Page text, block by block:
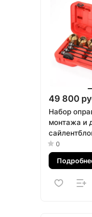
49 800
Набор
монтажа и
предметов
20026C
0